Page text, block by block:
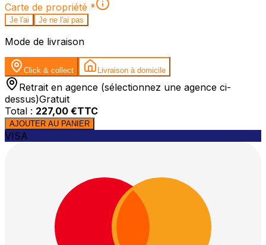
Carte de propriété *
Je l'ai Je ne l'ai pas
Mode de livraison
Click & collect Livraison à domicile
Retrait en agence (sélectionnez une agence ci-
dessus)Gratuit
Total : 227,00 €TTC
AJOUTER AU PANIER
VISA